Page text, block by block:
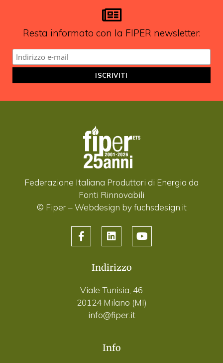
Resta informato con la FIPER newsletter:
Federazione Italiana Produttori di Energia da
Fonti Rinnovabili
© Fiper –Webdesign by fuchsdesign.it
Indirizzo
Viale Tunisia, 46
20124 Milano (MI)
info@fiper.it
Info